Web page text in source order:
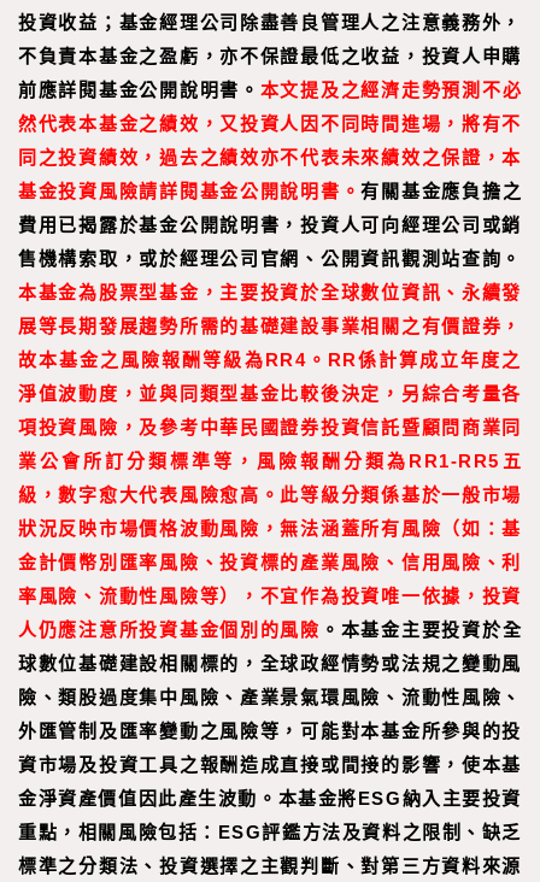
投資收益；基金經理公司除盡善良管理人之注意義務外，
不負責本基金之盈虧，亦不保證最低之收益，投資人申購
前應詳閱基金公開說明書。 本文提及之經濟走勢預測不必
然代表本基金之績效，又投資人因不同時間進場，將有不
同之投資績效，過去之績效亦不代表未來績效之保證，本
基金投資風險請詳閱基金公開說明書。有關基金應負擔之
費用已揭露於基金公開說明書，投資人可向經理公司或銷
售機構索取，或於經理公司官網、公開資訊觀測站查詢。
本基金為股票型基金，主要投資於全球數位資訊、永續發
展等長期發展趨勢所需的基礎建設事業相關之有價證券，
故本基金之風險報酬等級為RR4。RR係計算成立年度之
淨值波動度，並與同類型基金比較後決定，另綜合考量各
項投資風險，及參考中華民國證券投資信託暨顧問商業同
業公會所訂分類標準等，風險報酬分類為RR1-RR5五
級，數字愈大代表風險愈高。此等級分類係基於一般市場
狀況反映市場價格波動風險，無法涵蓋所有風險（如：基
金計價幣別匯率風險、投資標的產業風險、信用風險、利
率風險、流動性風險等），不宜作為投資唯一依據，投資
人仍應注意所投資基金個別的風險 。本基金主要投資於全
球數位基礎建設相關標的，全球政經情勢或法規之變動風
險、類股過度集中風險、產業景氣環風險、流動性風險、
外匯管制及匯率變動之風險等，可能對本基金所參與的投
資市場及投資工具之報酬造成直接或間接的影響，使本基
金淨資產價值因此產生波動。本基金將ESG納入主要投資
重點，相關風險包括：ESG評鑑方法及資料之限制、缺乏
標準之分類法、投資選擇之主觀判斷、對第三方資料來源